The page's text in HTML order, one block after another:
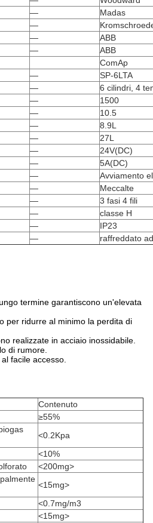
—
Madas
—
—
ABB
—
ABB
ComAp
—
SP-6LTA
—
6 cilindri, 4
—
1500
—
10.5
—
8.9L
—
27L
—
24V(DC)
—
5A(DC)
—
Avviamento
—
Meccalte
—
3 fasi 4 fili
—
classe H
—
IP23
— raffreddato
termine garantiscono un'elevata
per ridurre al minimo la perdita di
realizzate in acciaio inossidabile.
di rumore.
facile accesso.
Contenuto
≥55%
<0.2Kpa
<10%
<200mg>
<15mg>
<0.7mg/m3
<15mg>